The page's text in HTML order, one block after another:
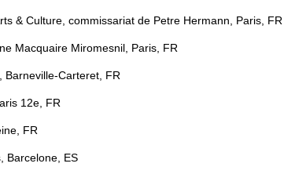
& Culture, commissariat de Petre Hermann, Paris, FR
Macquaire Miromesnil, Paris, FR
Barneville-Carteret, FR
12e, FR
FR
Barcelone, ES